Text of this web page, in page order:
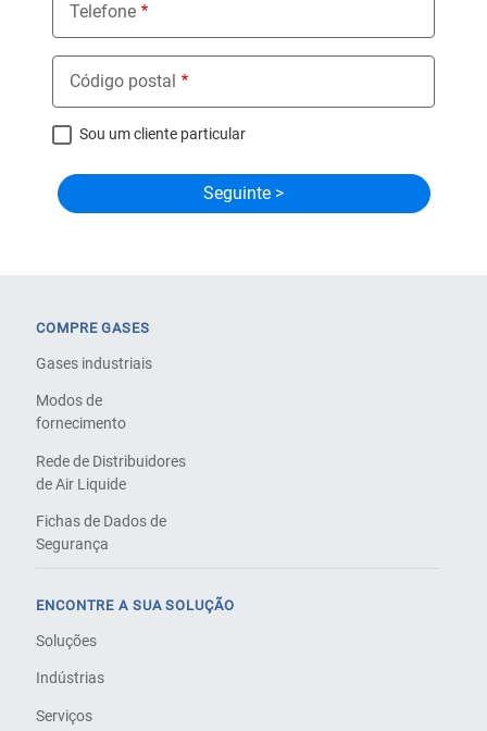
Telefone
Código postal
Sou um cliente particular
COMPRE GASES
Gases industriais
Modos de
fornecimento
Rede de Distribuidores
de Air Liquide
Fichas de Dados de
Segurança
ENCONTRE A SUA SOLUÇÃO
Soluções
Indústrias
Serviços